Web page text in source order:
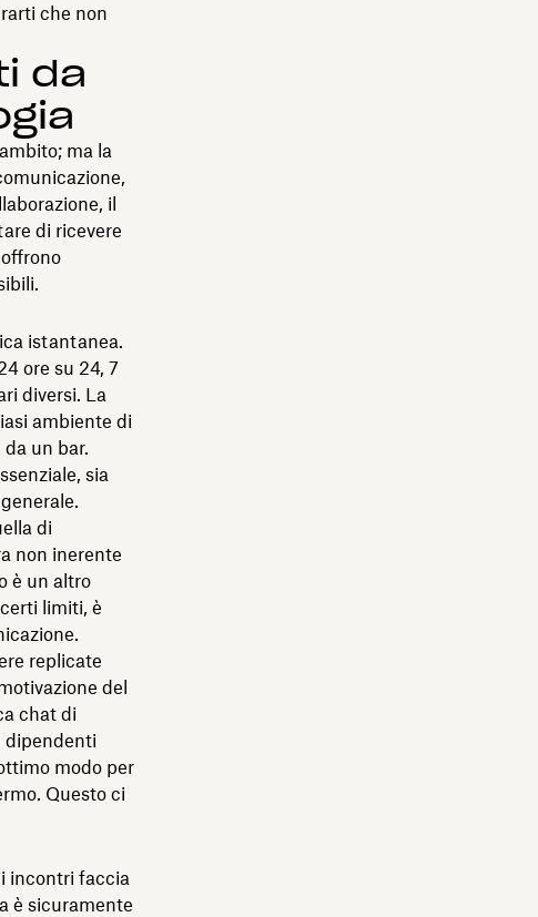
che non
da
ma la
il
di ricevere
istantanea.
ore su 24, 7
diversi. La
ambiente di
un bar.
sia
di
non inerente
è un altro
limiti, è
replicate
del
chat di
dipendenti
modo per
Questo ci
incontri faccia
è sicuramente